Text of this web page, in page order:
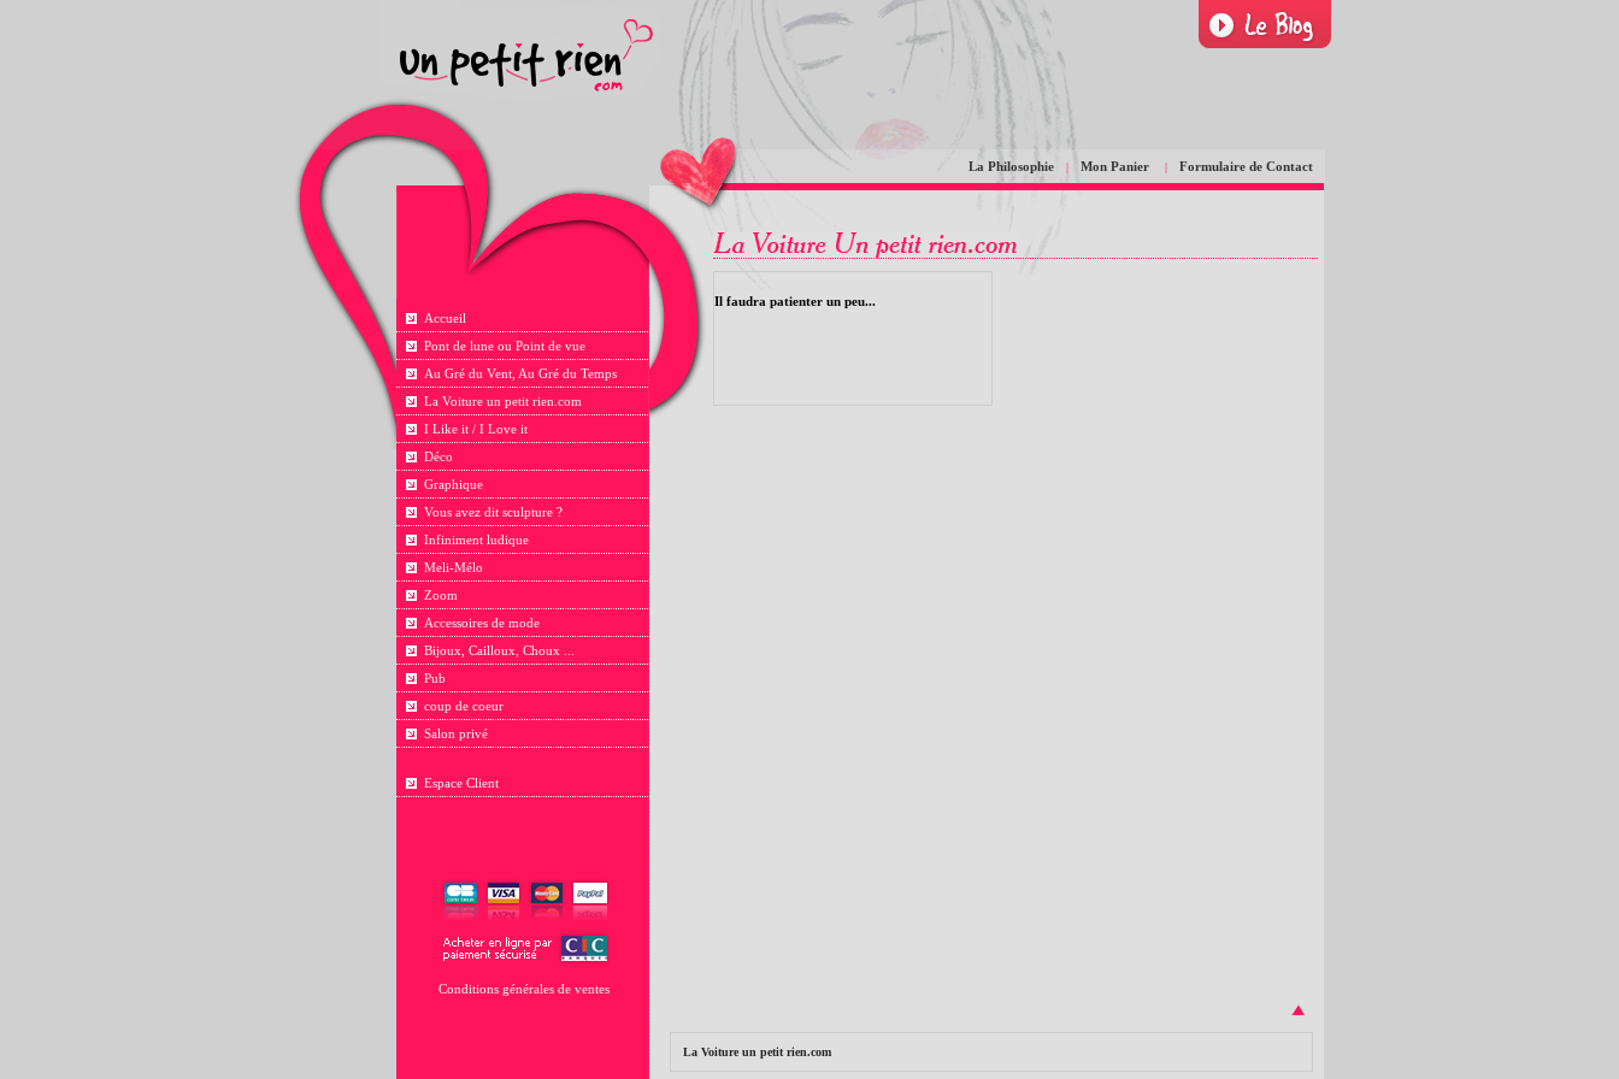
La Philosophie | Mon Panier | Formulaire de Contact
Accueil
Pont de lune ou Point de vue
Au Gré du Vent, Au Gré du Temps
La Voiture un petit rien.com
I Like it / I Love it
Déco
Graphique
Vous avez dit sculpture ?
Infiniment ludique
Meli-Mélo
Zoom
Accessoires de mode
Bijoux, Cailloux, Choux ...
Pub
coup de coeur
Salon privé
Espace Client
Conditions générales de ventes
Il faudra patienter un peu...
La Voiture un petit rien.com